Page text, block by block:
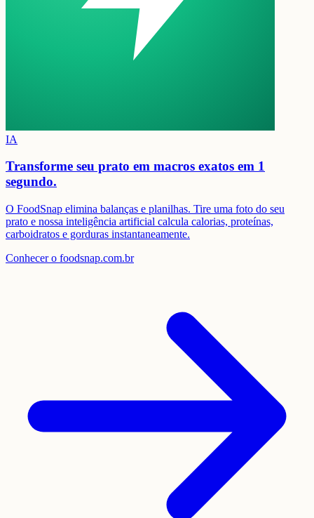
IA
Transforme seu prato em macros exatos em 1
segundo.
O FoodSnap elimina balanças e planilhas. Tire uma foto do seu
prato e nossa inteligência artificial calcula calorias, proteínas,
carboidratos e gorduras instantaneamente.
Conhecer o foodsnap.com.br